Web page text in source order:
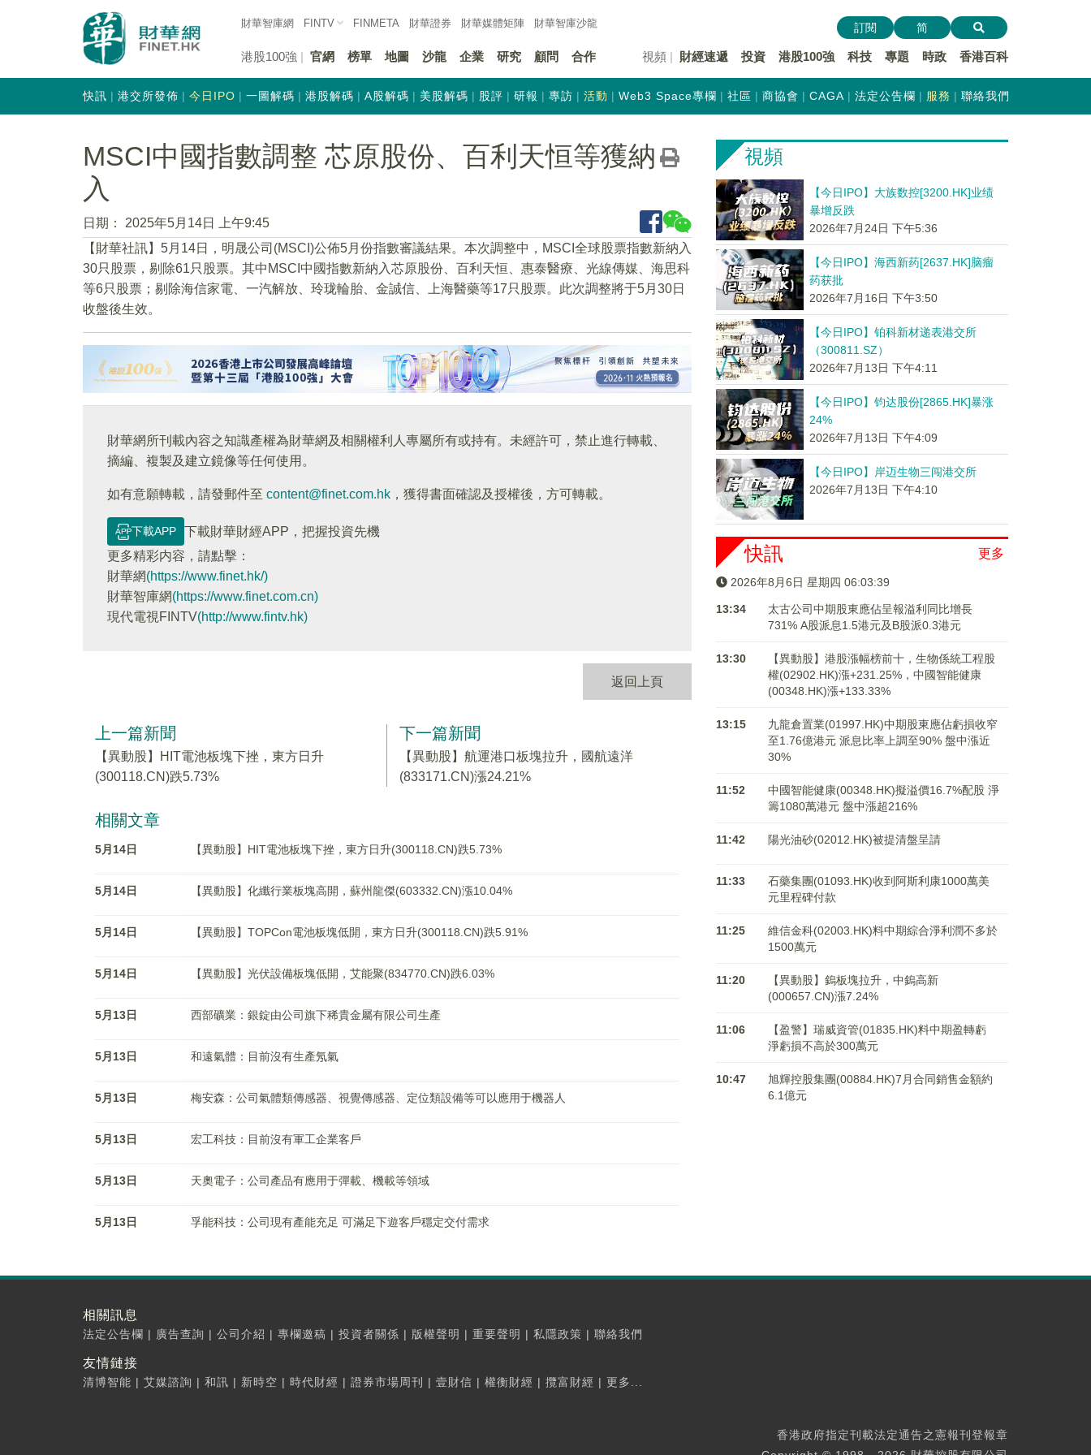
財華智庫網 FINTV FINMETA 財華證券 財華媒體矩陣 財華智庫沙龍
港股100強 官網 榜單 地圖 沙龍 企業 研究 顧問 合作 視頻 財經速遞 投資 港股100強 科技 專題 時政 香港百科
訂閱 简
快訊 港交所發佈 今日IPO 一圖解碼 港股解碼 A股解碼 美股解碼 股評 研報 專訪 活動 Web3 Space專欄 社區 商協會 CAGA 法定公告欄 服務 聯絡我們
MSCI中國指數調整 芯原股份、百利天恒等獲納
入
日期：
2025年5月14日 上午9:45
【財華社訊】5月14日，明晟公司(MSCI)公佈5月份指數審議結果。本次調整中，MSCI全球股票指數新納入
30只股票，剔除61只股票。其中MSCI中國指數新納入芯原股份、百利天恒、惠泰醫療、光線傳媒、海思科
等6只股票；剔除海信家電、一汽解放、玲珑輪胎、金誠信、上海醫藥等17只股票。此次調整將于5月30日
收盤後生效。
財華網所刊載內容之知識產權為財華網及相關權利人專屬所有或持有。未經許可，禁止進行轉載、
摘編、複製及建立鏡像等任何使用。
如有意願轉載，請發郵件至 content@finet.com.hk ，獲得書面確認及授權後，方可轉載。
下載APP
下載財華財經APP，把握投資先機
更多精彩内容，請點擊：
財華網(https://www.finet.hk/)
財華智庫網(https://www.finet.com.cn)
現代電視FINTV(http://www.fintv.hk)
返回上頁
上一篇新聞
【異動股】HIT電池板塊下挫，東方日升
(300118.CN)跌5.73%
下一篇新聞
【異動股】航運港口板塊拉升，國航遠洋
(833171.CN)漲24.21%
相關文章
5月14日 【異動股】HIT電池板塊下挫，東方日升(300118.CN)跌5.73%
5月14日 【異動股】化纖行業板塊高開，蘇州龍傑(603332.CN)漲10.04%
5月14日 【異動股】TOPCon電池板塊低開，東方日升(300118.CN)跌5.91%
5月14日 【異動股】光伏設備板塊低開，艾能聚(834770.CN)跌6.03%
5月13日 西部礦業：銀錠由公司旗下稀貴金屬有限公司生產
5月13日 和遠氣體：目前沒有生產氖氣
5月13日 梅安森：公司氣體類傳感器、視覺傳感器、定位類設備等可以應用于機器人
5月13日 宏工科技：目前沒有軍工企業客戶
5月13日 天奧電子：公司產品有應用于彈載、機載等領域
5月13日 孚能科技：公司現有產能充足 可滿足下遊客戶穩定交付需求
視頻
【今日IPO】大族数控[3200.HK]业绩
暴增反跌
2026年7月24日 下午5:36
【今日IPO】海西新药[2637.HK]脑瘤
药获批
2026年7月16日 下午3:50
【今日IPO】铂科新材递表港交所
（300811.SZ）
2026年7月13日 下午4:11
【今日IPO】钧达股份[2865.HK]暴涨
24%
2026年7月13日 下午4:09
【今日IPO】岸迈生物三闯港交所
2026年7月13日 下午4:10
更多
快訊
2026年8月6日 星期四 06:03:40
13:34
太古公司中期股東應佔呈報溢利同比增長
731% A股派息1.5港元及B股派0.3港元
13:30
【異動股】港股漲幅榜前十，生物係統工程股
權(02902.HK)漲+231.25%，中國智能健康
(00348.HK)漲+133.33%
13:15
九龍倉置業(01997.HK)中期股東應佔虧損收窄
至1.76億港元 派息比率上調至90% 盤中漲近
30%
11:52
中國智能健康(00348.HK)擬溢價16.7%配股 淨
籌1080萬港元 ​​​​​​​盤中漲超216%
11:42 陽光油砂(02012.HK)被提清盤呈請
11:33
石藥集團(01093.HK)收到阿斯利康1000萬美
元里程碑付款
11:25
維信金科(02003.HK)料中期綜合淨利潤不多於
1500萬元
11:20
【異動股】鎢板塊拉升，中鎢高新
(000657.CN)漲7.24%
11:06
【盈警】瑞威資管(01835.HK)料中期盈轉虧
淨虧損不高於300萬元
10:47
旭輝控股集團(00884.HK)7月合同銷售金額約
6.1億元
相關訊息
法定公告欄 | 廣告查詢 | 公司介紹 | 專欄邀稿 | 投資者關係 | 版權聲明 | 重要聲明 | 私隱政策 | 聯絡我們
友情鏈接
清博智能 | 艾媒諮詢 | 和訊 | 新時空 | 時代財經 | 證券市場周刊 | 壹財信 | 權衡財經 | 攬富財經 | 更多...
香港政府指定刊載法定通告之憲報刊登報章